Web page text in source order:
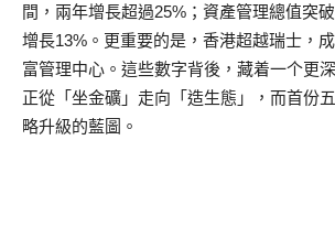
間，兩年增長超過25%；資產管理總值突
增長13%。更重要的是，香港超越瑞士，
富管理中心。這些數字背後，藏着一个
正從「坐金礦」走向「造生態」，而首份
略升級的藍圖。